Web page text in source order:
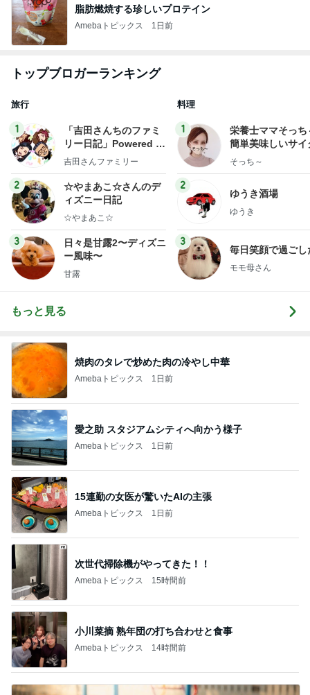
脂肪燃焼する珍しいプロテイン
Amebaトピックス 1日前
トップブロガーランキング
旅行
1
「吉田さんちのファミ
リー日記」Powered b
y Ameba 吉田さんファ
ログ
吉田さんファミリー
2
☆やまあこ☆さんのデ
ィズニー日記
☆やまあこ☆
3
日々是甘露2〜ディズニ
ー風味〜
甘露
料理
1
栄養士ママそっち
簡単美味しいサイ
献立
そっち～
2
ゆうき酒場
ゆうき
3
毎日笑顔で過ごし
モモ母さん
もっと見る
焼肉のタレで炒めた肉の冷やし中華
Amebaトピックス 1日前
愛之助 スタジアムシティへ向かう様子
Amebaトピックス 1日前
15連勤の女医が驚いたAIの主張
Amebaトピックス 1日前
次世代掃除機がやってきた！！
Amebaトピックス 15時間前
小川菜摘 熟年団の打ち合わせと食事
Amebaトピックス 14時間前